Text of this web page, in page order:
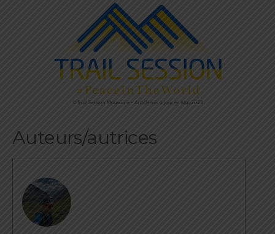
©Trail Session Magazine – Article mis à jour en Mai 2023
Auteurs/autrices